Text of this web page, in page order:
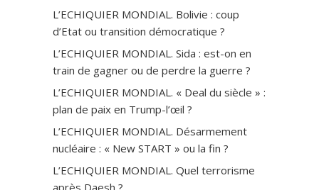
L’ECHIQUIER MONDIAL. Bolivie : coup
d’Etat ou transition démocratique ?
L’ECHIQUIER MONDIAL. Sida : est-on en
train de gagner ou de perdre la guerre ?
L’ECHIQUIER MONDIAL. « Deal du siècle » :
plan de paix en Trump-l’œil ?
L’ECHIQUIER MONDIAL. Désarmement
nucléaire : « New START » ou la fin ?
L’ECHIQUIER MONDIAL. Quel terrorisme
après Daesh ?